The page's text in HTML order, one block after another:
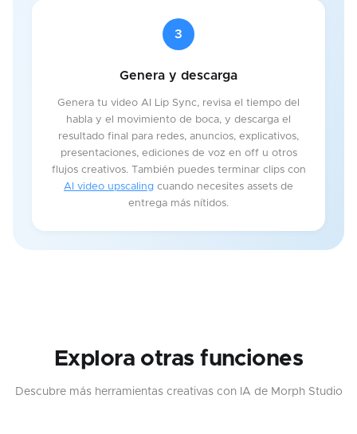
3
Genera y descarga
Genera tu video AI Lip Sync, revisa el tiempo del
habla y el movimiento de boca, y descarga el
resultado final para redes, anuncios, explicativos,
presentaciones, ediciones de voz en off u otros
flujos creativos. También puedes terminar clips con
AI video upscaling cuando necesites assets de
entrega más nítidos.
Explora otras funciones
Descubre más herramientas creativas con IA de Morph Studio